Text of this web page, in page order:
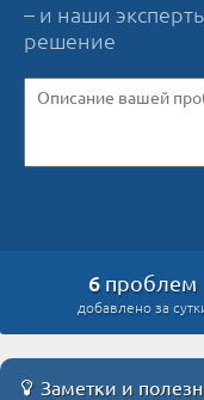
– и наши
решение
6 проблем
добавлено за
Заметки и